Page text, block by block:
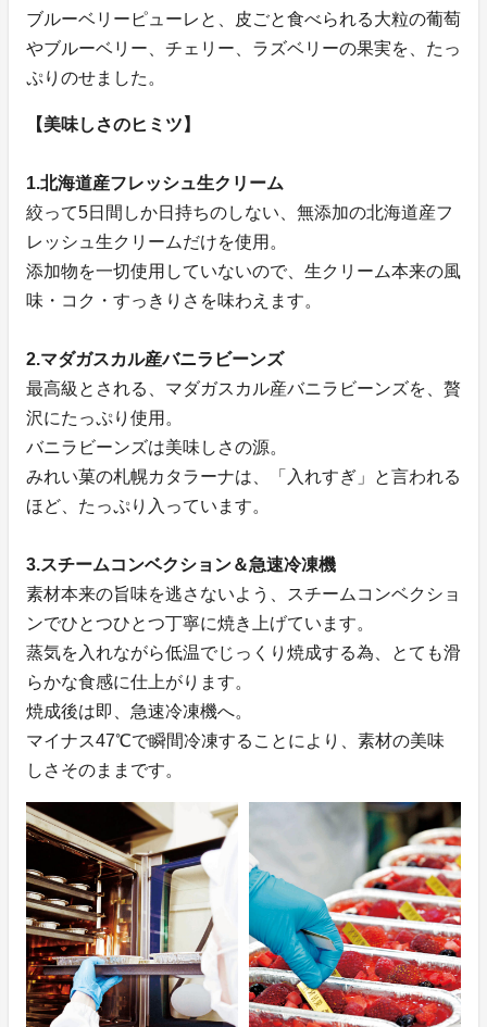
ブルーベリーピューレと、皮ごと食べられる大粒の葡萄
やブルーベリー、チェリー、ラズベリーの果実を、たっ
ぷりのせました。
【美味しさのヒミツ】
1.北海道産フレッシュ生クリーム
絞って5日間しか日持ちのしない、無添加の北海道産フ
レッシュ生クリームだけを使用。
添加物を一切使用していないので、生クリーム本来の風
味・コク・すっきりさを味わえます。
2.マダガスカル産バニラビーンズ
最高級とされる、マダガスカル産バニラビーンズを、贅
沢にたっぷり使用。
バニラビーンズは美味しさの源。
みれい菓の札幌カタラーナは、「入れすぎ」と言われる
ほど、たっぷり入っています。
3.スチームコンベクション＆急速冷凍機
素材本来の旨味を逃さないよう、スチームコンベクショ
ンでひとつひとつ丁寧に焼き上げています。
蒸気を入れながら低温でじっくり焼成する為、とても滑
らかな食感に仕上がります。
焼成後は即、急速冷凍機へ。
マイナス47℃で瞬間冷凍することにより、素材の美味
しさそのままです。